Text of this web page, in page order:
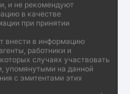
и не рекомендуют
в качестве
при принятии
внести в информацию
работники и
случаях участвовать
упомянутыми на данной
с эмитентами этих